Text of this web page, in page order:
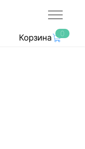
Корзина 0